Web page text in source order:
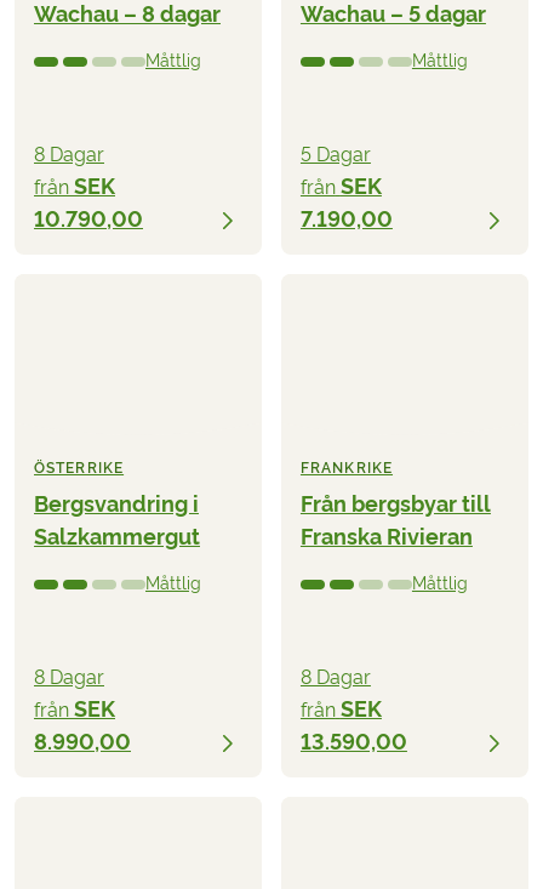
Wachau – 8 dagar
Måttlig
8 Dagar
från SEK
10.790,00
Wachau – 5 dagar
Måttlig
5 Dagar
från SEK
7.190,00
ÖSTERRIKE
Bergsvandring i
Salzkammergut
Måttlig
8 Dagar
från SEK
8.990,00
FRANKRIKE
Från bergsbyar till
Franska Rivieran
Måttlig
8 Dagar
från SEK
13.590,00